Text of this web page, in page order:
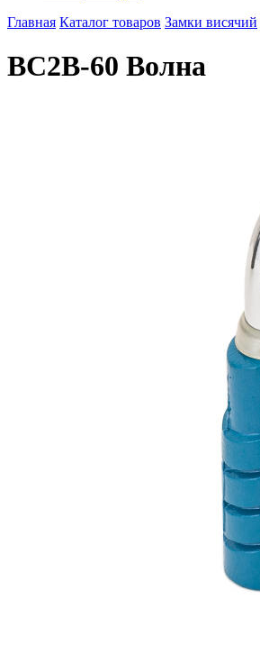
Главная Каталог товаров Замки висячий
ВС2В-60 Волна